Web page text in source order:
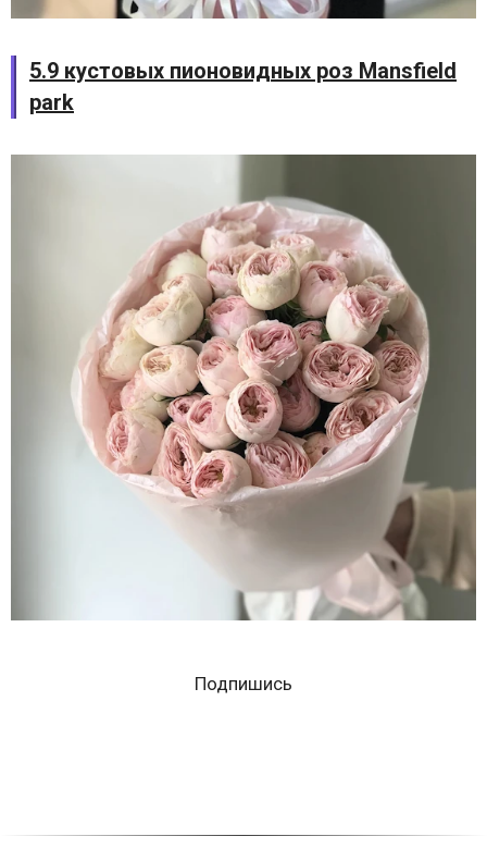
5.9 кустовых пионовидных роз Mansfield
park
Подпишись